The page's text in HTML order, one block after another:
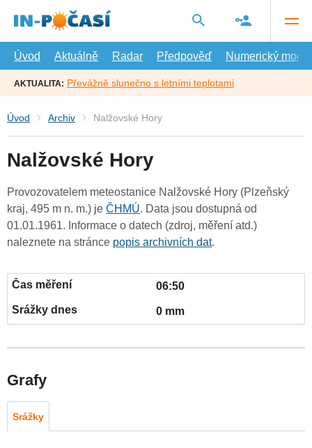
hlavní
Úvod
Aktuálně Radar Předpověď Numerický model
AKTUALITA: Převážně slunečno s letními teplotami
Úvod Archiv Nalžovské Hory
Nalžovské Hory
Provozovatelem meteostanice Nalžovské Hory (Plzeňský
kraj, 495 m n. m.) je ČHMÚ. Data jsou dostupná od
01.01.1961. Informace o datech (zdroj, měření atd.)
naleznete na stránce popis archivních dat.
06:50
0 mm
Grafy
Srážky